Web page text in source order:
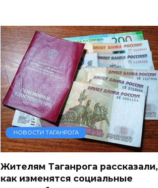
НОВОСТИ ТАГАНРОГА
Жителям Таганрога рассказали,
как изменятся социальные